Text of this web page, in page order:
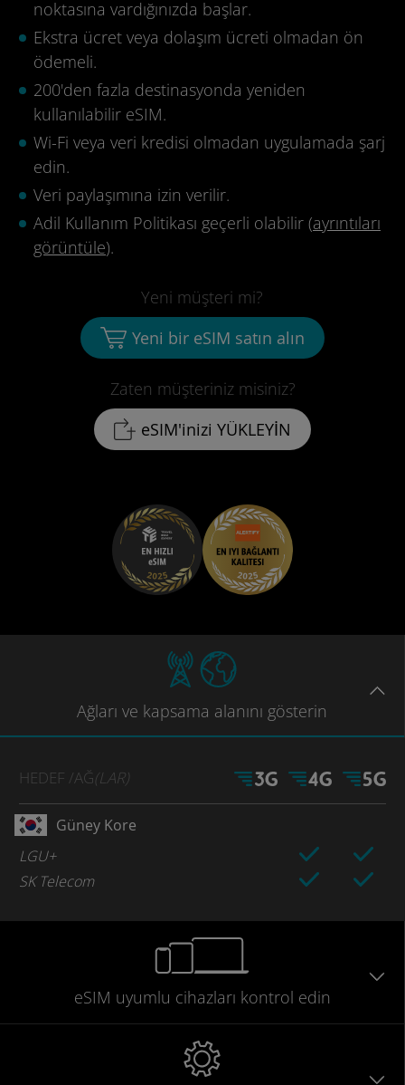
noktasına vardığınızda başlar.
Ekstra ücret veya dolaşım ücreti olmadan ön
ödemeli.
200'den fazla destinasyonda yeniden
kullanılabilir eSIM.
Wi-Fi veya veri kredisi olmadan uygulamada şarj
edin.
Veri paylaşımına izin verilir.
Adil Kullanım Politikası geçerli olabilir (ayrıntıları
görüntüle).
Zaten müşteriniz misiniz?
eSIM'inizi YÜKLEYİN
Yeni müşteri mi?
Yeni bir eSIM satın alın
Ağları ve kapsama alanını gösterin
HEDEF /AĞ(LAR)
Güney Kore
LGU+
SK Telecom
eSIM uyumlu cihazları kontrol edin